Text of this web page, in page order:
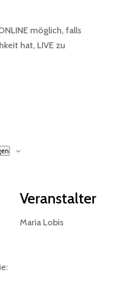
möglich, falls
hat, LIVE zu
Veranstalter
Maria Lobis